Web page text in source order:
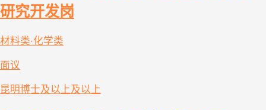
研究开发岗
材料类·化学类
面议
昆明博士及以上及以上